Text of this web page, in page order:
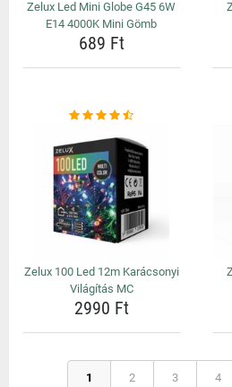
Zelux Led Mini Globe G45 6W
E14 4000K Mini Gömb
689 Ft
Zelux 100 Led 12m Karácsonyi
Világítás MC
2990 Ft
1 2 3 4